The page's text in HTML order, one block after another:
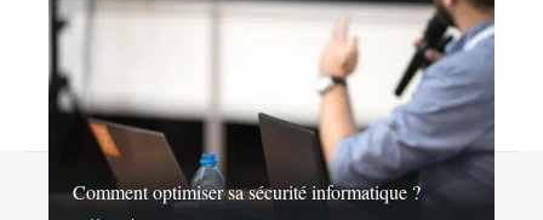
Comment optimiser sa sécurité informatique ?
Contact Mentions légales Sitemap